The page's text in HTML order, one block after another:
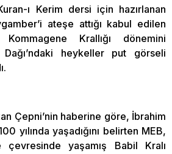
ı Kerim dersi için hazırlanan
ateşe attığı kabul edilen
Krallığı dönemini
Dağı’ndaki heykeller put görseli
Çepni’nin haberine göre, İbrahim
yılında yaşadığını belirten MEB,
yaşamış Babil Kralı